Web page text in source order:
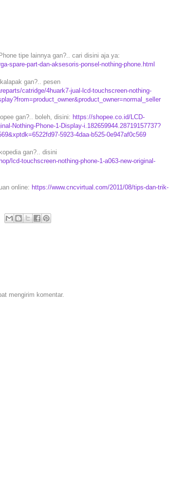
tipe lainnya gan?.. cari disini aja ya:
spare-part-dan-aksesoris-ponsel-nothing-phone.html
gan?.. pesen
catridge/4huark7-jual-lcd-touchscreen-nothing-
gan?.. boleh, disini: https://shopee.co.id/LCD-
Nothing-Phone-1-Display-i.182659944.28719157737?
5923-4daa-b525-0e947af0c569
gan?.. disini
lcd-touchscreen-nothing-phone-1-a063-new-original-
online: https://www.cncvirtual.com/2011/08/tips-dan-trik-
mengirim komentar.